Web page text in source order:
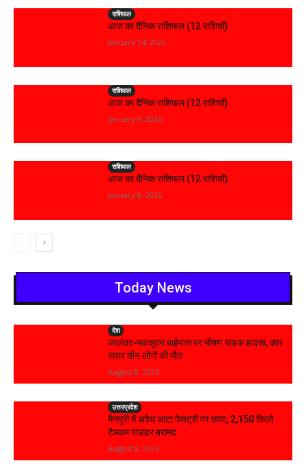
राशिफल
आज का दैनिक राशिफल (12 राशियाँ)
January 14, 2026
राशिफल
आज का दैनिक राशिफल (12 राशियाँ)
January 9, 2026
राशिफल
आज का दैनिक राशिफल (12 राशियाँ)
January 8, 2026
Today News
देश
जालंधर-मकसूदन बाईपास पर भीषण सड़क हादसा, कार
सवार तीन लोगों की मौत
August 8, 2026
उत्तरप्रदेश
मैनपुरी में अवैध आटा फैक्ट्री पर छापा, 2,150 किलो
टैल्कम पाउडर बरामद
August 8, 2026